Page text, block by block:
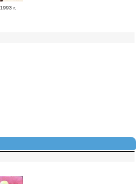
1993 г.